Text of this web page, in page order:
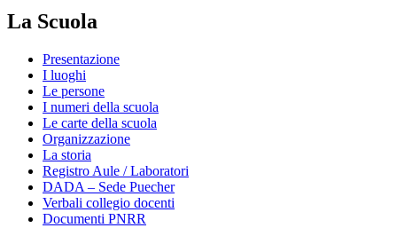
La Scuola
Presentazione
I luoghi
Le persone
I numeri della scuola
Le carte della scuola
Organizzazione
La storia
Registro Aule / Laboratori
DADA – Sede Puecher
Verbali collegio docenti
Documenti PNRR